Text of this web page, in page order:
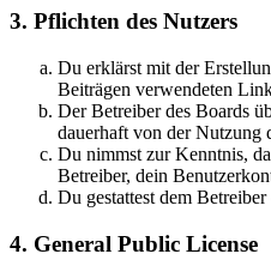
3. Pflichten des Nutzers
Du erklärst mit der
Beiträgen verwendeten
Der Betreiber des Boards
dauerhaft von der Nutzung
Du nimmst zur Kenntnis,
Betreiber, dein
Du gestattest dem
4. General Public License